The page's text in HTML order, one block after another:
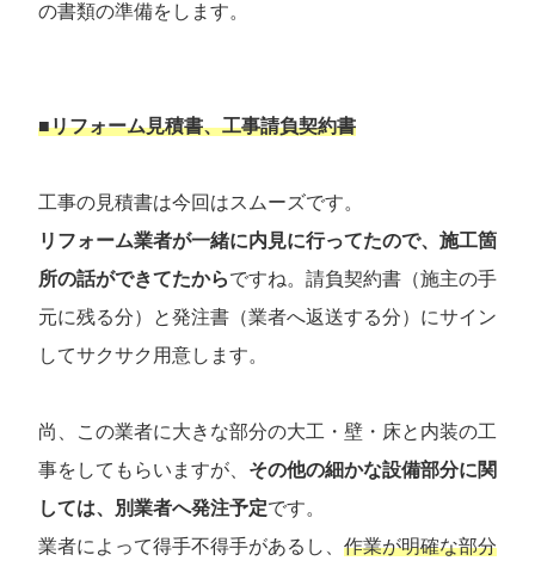
の書類の準備をします。
■リフォーム見積書、工事請負契約書
工事の見積書は今回はスムーズです。
リフォーム業者が一緒に内見に行ってたので、施工箇
所の話ができてたからですね。請負契約書（施主の手
元に残る分）と発注書（業者へ返送する分）にサイン
してサクサク用意します。
尚、この業者に大きな部分の大工・壁・床と内装の工
事をしてもらいますが、 その他の細かな設備部分に関
しては、別業者へ発注予定です。
業者によって得手不得手があるし、 作業が明確な部分